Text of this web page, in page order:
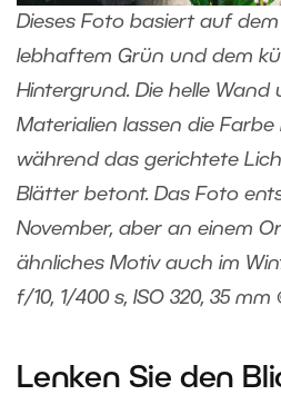
Dieses Foto basiert auf
lebhaftem Grün und dem
Hintergrund. Die helle Wand
Materialien lassen die
während das gerichtete
Blätter betont. Das Foto
November, aber an einem
ähnliches Motiv auch im
f/10, 1/400 s, ISO 320, 35
Lenken Sie den